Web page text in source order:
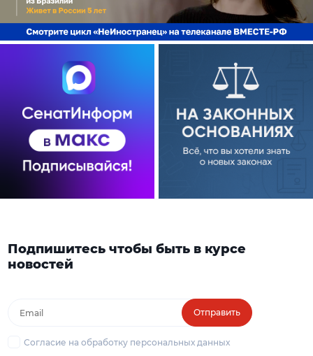
Подпишитесь чтобы быть в курсе
новостей
Отправить
Согласие на обработку персональных данных